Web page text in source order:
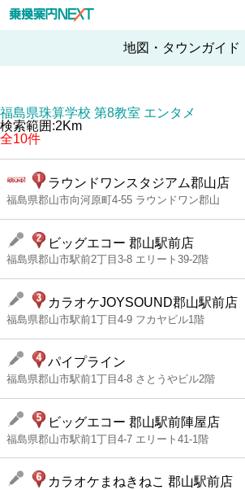
地図・タウンガイド
福島県珠算学校 第8教室 エンタメ
検索範囲:2Km
全10件
ラウンドワンスタジアム郡山店
福島県郡山市向河原町4-55 ラウンドワン郡山
ビッグエコー 郡山駅前店
福島県郡山市駅前2丁目3-8 エリート39-2階
カラオケJOYSOUND郡山駅前店
福島県郡山市駅前1丁目4-9 フカヤビル1階
パイプライン
福島県郡山市駅前1丁目4-8 さとうやビル2階
ビッグエコー 郡山駅前陣屋店
福島県郡山市駅前1丁目4-7 エリート41-1階
カラオケまねきねこ 郡山駅前店